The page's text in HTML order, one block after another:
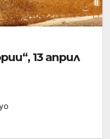
13 април